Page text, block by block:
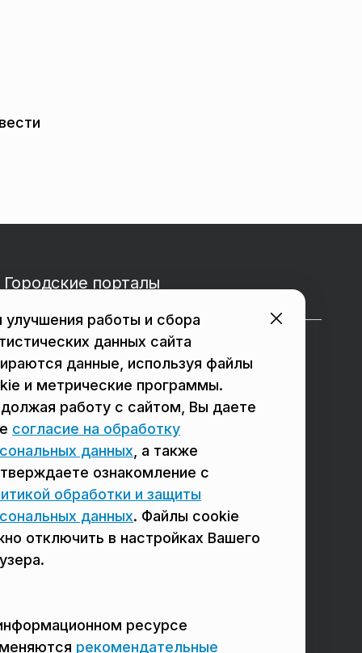
Городские порталы
в Реутове в Балашихе
в Сергиевом Посаде в Люберцах
в Домодедово в Щёлково
улучшения работы и сбора
данных сайта
данные, используя файлы
и метрические программы.
работу с сайтом, Вы даете
согласие на обработку
данных , а также
ознакомление с
обработки и защиты
данных. Файлы cookie
отключить в настройках Вашего
ресурсе
рекомендательные